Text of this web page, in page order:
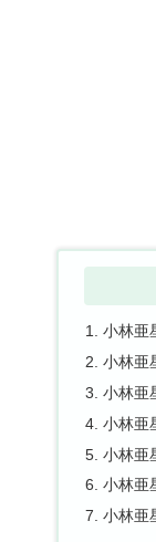
小林亜
小林亜
小林亜
小林亜
小林亜
小林亜
小林亜